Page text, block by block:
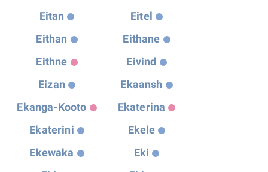
Eitan
Eitel
Eithan
Eithane
Eithne
Eivind
Eizan
Ekaansh
Ekanga-Kooto
Ekaterina
Ekaterini
Ekele
Ekewaka
Eki